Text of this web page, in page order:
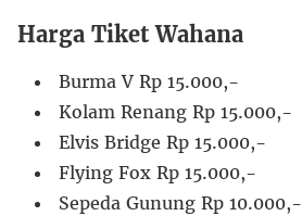
Harga Tiket Wahana
Burma V Rp 15.000,-
Kolam Renang Rp 15.000,-
Elvis Bridge Rp 15.000,-
Flying Fox Rp 15.000,-
Sepeda Gunung Rp 10.000,-